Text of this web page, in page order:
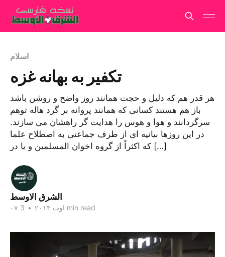
اسلام
تکفیر به بهانه غزه
هر قدر هم که دلیل و حجت همانند روز واضح و روشن باشد
باز هم هستند کسانی که همانند پروانه بر گرد هاله توهم
سرگردانند و هوا و هوس را هدایت گر راهشان می سازند.
در این روزها بیانیه ای از طرف جماعتی به اصطلاح علما
که اکثراً از گروه اخوان المسلمین و یا در […]
الشرق الاوسط
۰۷ اوت ۲۰۱۴ • 3 min read